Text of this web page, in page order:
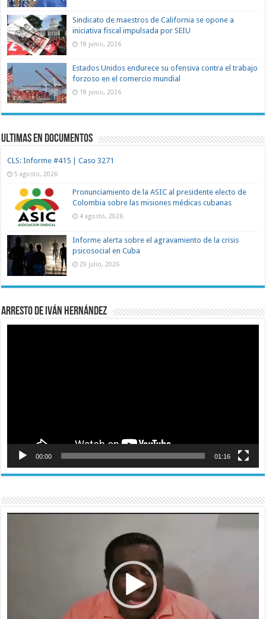
Sindicato de maestros de California se opone a
iniciativa fiscal impulsada por SEIU
18 junio, 2026
Estados Unidos endurece su ofensiva contra el trabajo
forzoso en el comercio mundial
18 junio, 2026
Ultimas en documentos
CLS: Informe #415 | Caso 3271
5 agosto, 2026
Pronunciamiento de la ASIC al presidente electo de
Colombia sobre las misiones médicas cubanas
4 agosto, 2026
Informe alerta sobre el agravamiento de la crisis
psicosocial en Cuba
29 julio, 2026
Arresto de Iván Hernández
00:00 01:16
Reproductor